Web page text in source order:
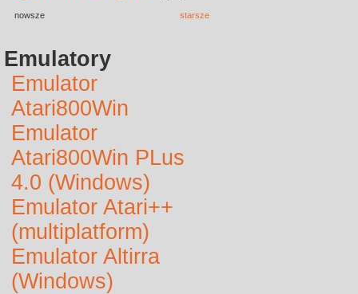
nowsze starsze
Emulatory
Emulator
Atari800Win
Emulator
Atari800Win PLus
4.0 (Windows)
Emulator Atari++
(multiplatform)
Emulator Altirra
(Windows)